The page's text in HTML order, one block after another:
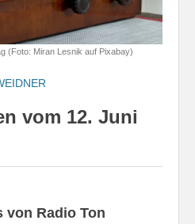
(Foto: Miran Lesnik auf Pixabay)
vom 12. Juni
von Radio Ton